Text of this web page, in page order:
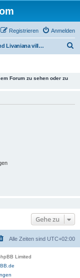
Anmelden
Registrieren
Around Livaniana village
Forum zu sehen oder zu
Gehe zu
Alle Zeiten sind UTC+02:00
Limited